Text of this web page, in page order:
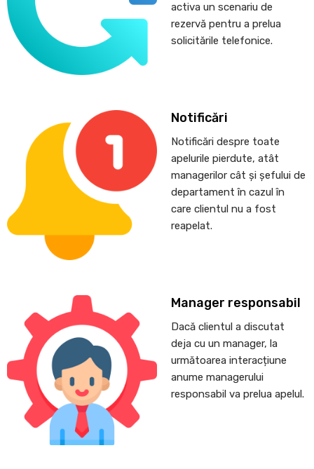
activa un scenariu de
rezervă pentru a prelua
solicitările telefonice.
Notificări
Notificări despre toate
apelurile pierdute, atât
managerilor cât și șefului de
departament în cazul în
care clientul nu a fost
reapelat.
Manager responsabil
Dacă clientul a discutat
deja cu un manager, la
următoarea interacțiune
anume managerului
responsabil va prelua apelul.